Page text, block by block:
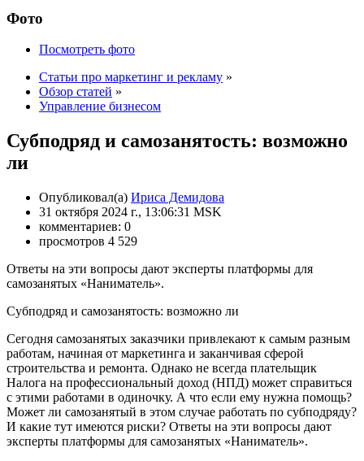
Фото
Посмотреть фото
Статьи про маркетинг и рекламу »
Обзор статей »
Управление бизнесом
Субподряд и самозанятость: возможно
ли
Опубликовал(а) Ириса Демидова
31 октября 2024 г., 13:06:31 MSK
комментариев: 0
просмотров 4 529
Ответы на эти вопросы дают эксперты платформы для
самозанятых «Наниматель».
Субподряд и самозанятость: возможно ли
Сегодня самозанятых заказчики привлекают к самым разным
работам, начиная от маркетинга и заканчивая сферой
строительства и ремонта. Однако не всегда плательщик
Налога на профессиональный доход (НПД) может справиться
с этими работами в одиночку. А что если ему нужна помощь?
Может ли самозанятый в этом случае работать по субподряду?
И какие тут имеются риски? Ответы на эти вопросы дают
эксперты платформы для самозанятых «Наниматель».